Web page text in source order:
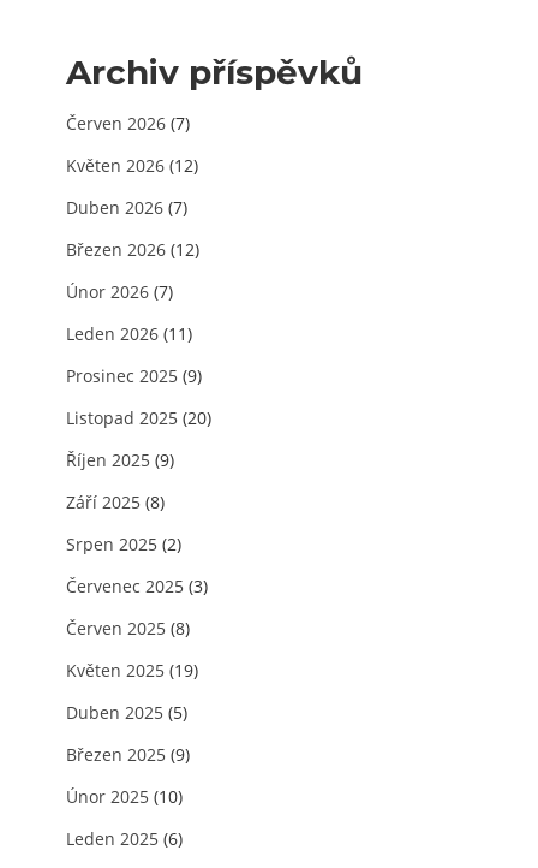
Archiv příspěvků
Červen 2026 (7)
Květen 2026 (12)
Duben 2026 (7)
Březen 2026 (12)
Únor 2026 (7)
Leden 2026 (11)
Prosinec 2025 (9)
Listopad 2025 (20)
Říjen 2025 (9)
Září 2025 (8)
Srpen 2025 (2)
Červenec 2025 (3)
Červen 2025 (8)
Květen 2025 (19)
Duben 2025 (5)
Březen 2025 (9)
Únor 2025 (10)
Leden 2025 (6)